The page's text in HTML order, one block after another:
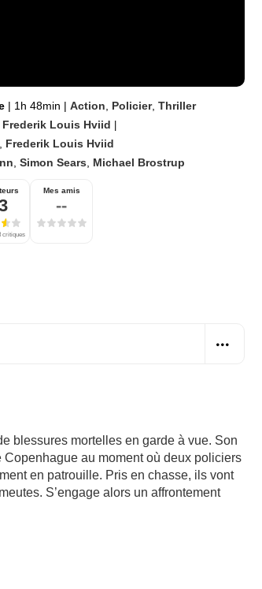
| 1h 48min | Action Policier, Thriller
Frederik Louis Hviid |
Frederik Louis Hviid
Simon Sears Michael Brostrup
critiques
Mes amis
--
blessures mortelles en garde à vue. Son
au moment où deux policiers
en patrouille. Pris en chasse, ils vont
S’engage alors un affrontement